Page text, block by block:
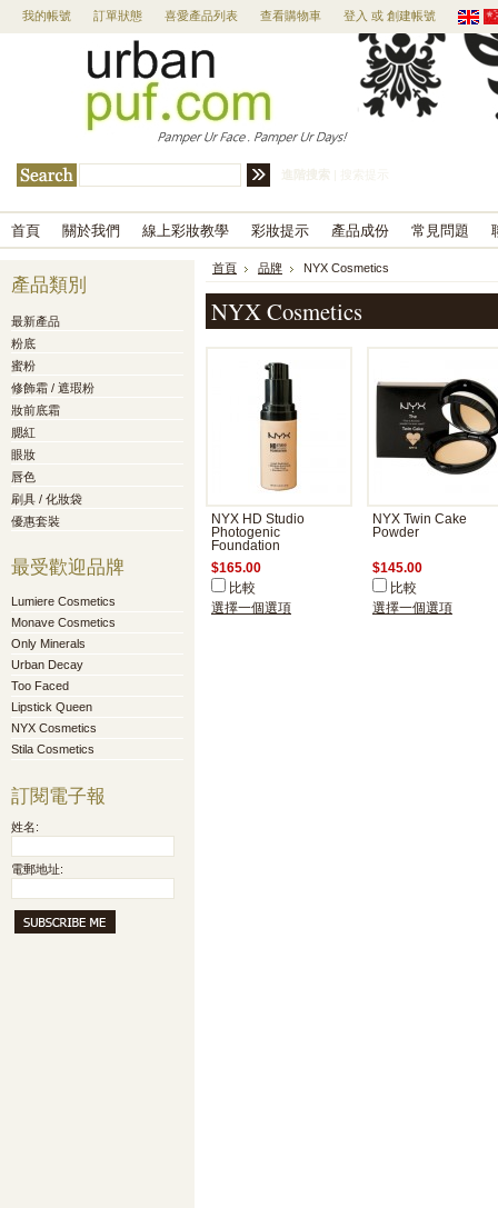
我的帳號 訂單狀態 喜愛產品列表 查看購物車 登入 或 創建帳號
進階搜索
首頁 關於我們 線上彩妝教學 彩妝提示 產品成份 常見問題
產品類別
最新產品
粉底
蜜粉
修飾霜 / 遮瑕粉
妝前底霜
腮紅
眼妝
唇色
刷具 / 化妝袋
優惠套裝
最受歡迎品牌
Lumiere Cosmetics
Monave Cosmetics
Only Minerals
Urban Decay
Too Faced
Lipstick Queen
NYX Cosmetics
Stila Cosmetics
訂閱電子報
姓名:
電郵地址:
首頁 品牌 NYX Cosmetics
NYX Cosmetics
NYX HD Studio
Photogenic
Foundation
$165.00
比較
選擇一個選項
NYX Twin Cake
Powder
$145.00
比較
選擇一個選項